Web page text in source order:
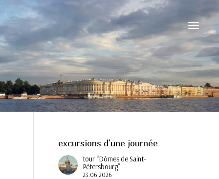
Activer/
excursions d'une journée
tour “Dômes de Saint-
Pétersbourg”
23.06.2026